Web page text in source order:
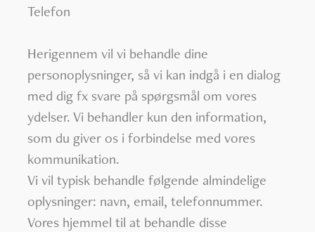
Telefon
Herigennem vil vi behandle dine
personoplysninger, så vi kan indgå i en dialog
med dig fx svare på spørgsmål om vores
ydelser. Vi behandler kun den information,
som du giver os i forbindelse med vores
kommunikation.
Vi vil typisk behandle følgende almindelige
oplysninger: navn, email, telefonnummer.
Vores hjemmel til at behandle disse